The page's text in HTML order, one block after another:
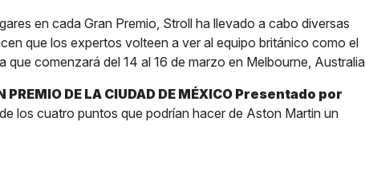
en cada Gran Premio, Stroll ha llevado a cabo diversas
que los expertos volteen a ver al equipo británico como el
que comenzará del 14 al 16 de marzo en Melbourne,
PREMIO DE LA CIUDAD DE MÉXICO Presentado por
los cuatro puntos que podrían hacer de Aston Martin un